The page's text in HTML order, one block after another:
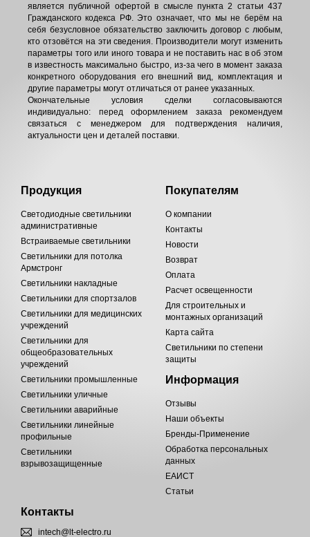
является публичной офертой в смысле пункта 2 статьи 437
Гражданского кодекса РФ. Это означает, что мы не берём на
себя безусловное обязательство заключить договор с любым,
кто отзовётся на эти сведения. Производители могут изменить
параметры того или иного товара и не поставить нас в об этом
в известность максимально быстро, из-за чего в момент заказа
конкретного оборудования его внешний вид, комплектация и
другие параметры могут отличаться от ранее указанных.
Окончательные условия сделки согласовываются
индивидуально: перед оформлением заказа рекомендуем
связаться с менеджером для подтверждения наличия,
актуальности цен и деталей поставки.
Продукция
Светодиодные светильники
административные
Встраиваемые светильники
Светильники для потолка
Армстронг
Светильники накладные
Светильники для спортзалов
Светильники для медицинских
учреждений
Светильники для
общеобразовательных
учреждений
Светильники промышленные
Светильники уличные
Светильники аварийные
Светильники линейные
профильные
Светильники
взрывозащищенные
Покупателям
О компании
Контакты
Новости
Возврат
Оплата
Расчет освещенности
Для строительных и
монтажных организаций
Карта сайта
Светильники по степени
защиты
Информация
Отзывы
Наши объекты
Бренды-Применение
Обработка персональных
данных
ЕАИСТ
Статьи
Контакты
intech@lt-electro.ru